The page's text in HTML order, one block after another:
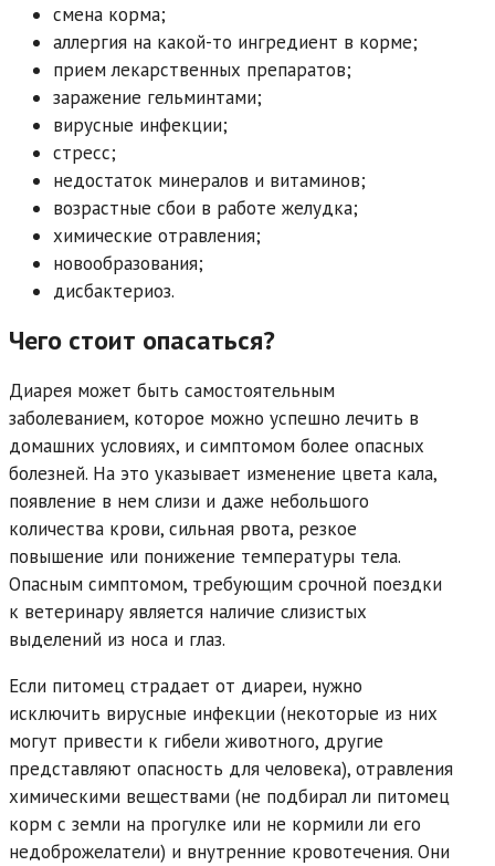
смена корма;
аллергия на какой-то ингредиент в корме;
прием лекарственных препаратов;
заражение гельминтами;
вирусные инфекции;
стресс;
недостаток минералов и витаминов;
возрастные сбои в работе желудка;
химические отравления;
новообразования;
дисбактериоз.
Чего стоит опасаться?
Диарея может быть самостоятельным
заболеванием, которое можно успешно лечить в
домашних условиях, и симптомом более опасных
болезней. На это указывает изменение цвета кала,
появление в нем слизи и даже небольшого
количества крови, сильная рвота, резкое
повышение или понижение температуры тела.
Опасным симптомом, требующим срочной поездки
к ветеринару является наличие слизистых
выделений из носа и глаз.
Если питомец страдает от диареи, нужно
исключить вирусные инфекции (некоторые из них
могут привести к гибели животного, другие
представляют опасность для человека), отравления
химическими веществами (не подбирал ли питомец
корм с земли на прогулке или не кормили ли его
недоброжелатели) и внутренние кровотечения. Они